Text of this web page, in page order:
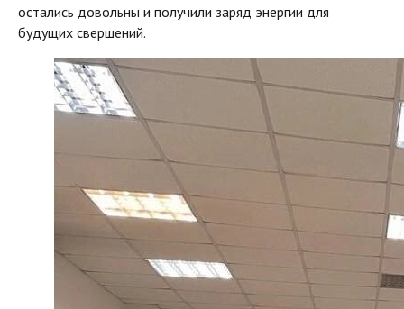
остались довольны и получили заряд энергии для
будущих свершений.